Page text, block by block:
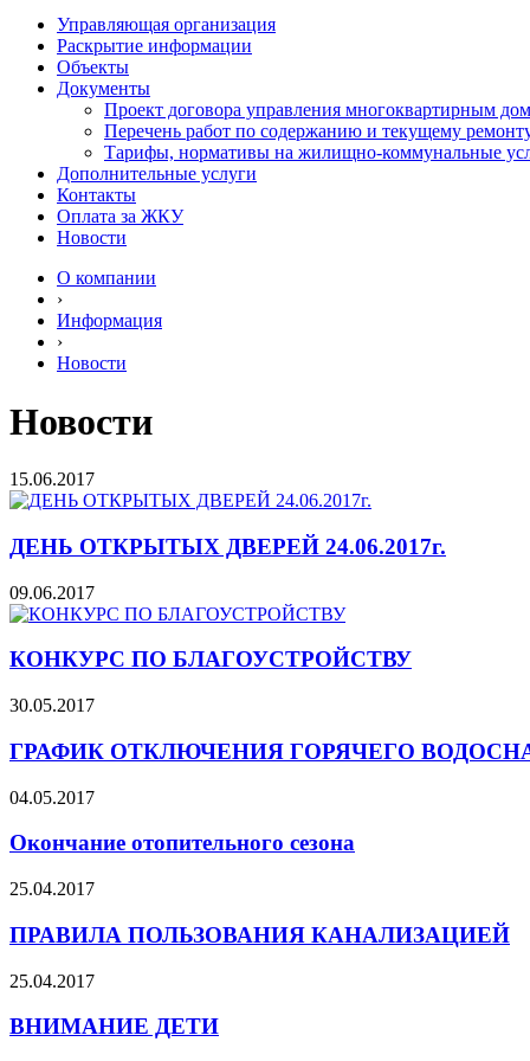
Управляющая организация
Раскрытие информации
Объекты
Документы
Проект договора управления многоквартирным
Перечень работ по содержанию и текущему
Тарифы, нормативы на жилищно-коммунальные
Дополнительные услуги
Контакты
Оплата за ЖКУ
Новости
О компании
›
Информация
›
Новости
Новости
15.06.2017
ДЕНЬ ОТКРЫТЫХ ДВЕРЕЙ 24.06.2017г.
09.06.2017
КОНКУРС ПО БЛАГОУСТРОЙСТВУ
30.05.2017
ГРАФИК ОТКЛЮЧЕНИЯ ГОРЯЧЕГО
04.05.2017
Окончание отопительного сезона
25.04.2017
ПРАВИЛА ПОЛЬЗОВАНИЯ КАНАЛИЗАЦИЕЙ
25.04.2017
ВНИМАНИЕ ДЕТИ